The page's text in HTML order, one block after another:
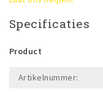
Specificaties
Product
Artikelnummer: